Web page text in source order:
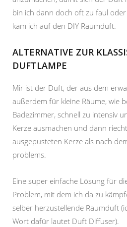
bin ich dann doch oft zu faul oder
kam ich auf den DIY Raumduft.
ALTERNATIVE ZUR
DUFTLAMPE
Mir ist der Duft, der aus dem
außerdem für kleine Räume, wie
Badezimmer, schnell zu intensiv
Kerze ausmachen und dann
ausgepusteten Kerze als nach
problems.
Eine super einfache Lösung für
Problem, mit dem ich da zu
selber herzustellende Raumduft
Wort dafür lautet Duft Diffuser).